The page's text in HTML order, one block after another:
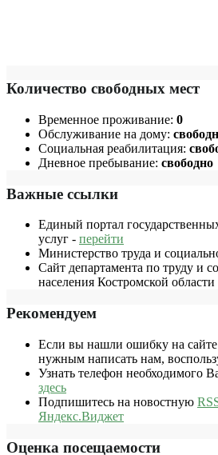
Количество свободных мест
Временное проживание: 0
Обслуживание на дому:
Социальная реабилитация:
Дневное пребывание: свободно
Важные ссылки
Единый портал
услуг - перейти
Министерство труда и
Сайт департамента по труду и
населения Костромской области
Рекомендуем
Если вы нашли ошибку на сайте
нужным написать нам,
Узнать телефон необходимого
здесь
Подпишитесь на новостную
Яндекс.Виджет
Оценка посещаемости